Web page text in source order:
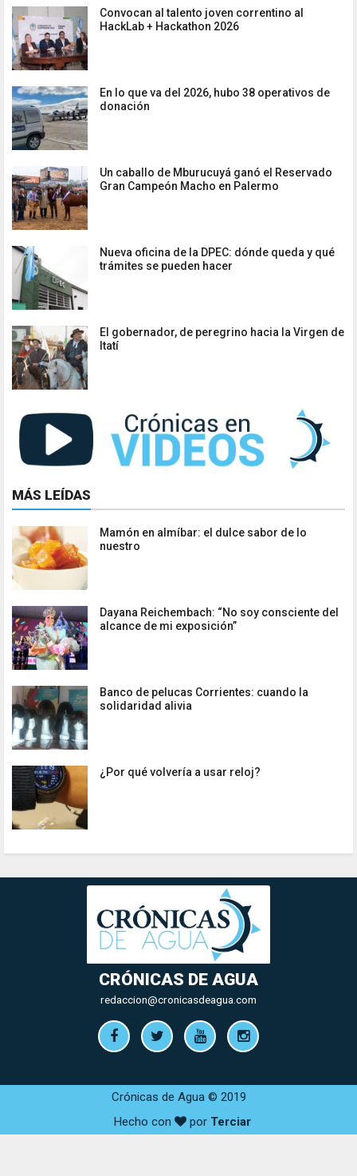
Convocan al talento joven correntino al
HackLab + Hackathon 2026
En lo que va del 2026, hubo 38 operativos de
donación
Un caballo de Mburucuyá ganó el Reservado
Gran Campeón Macho en Palermo
Nueva oficina de la DPEC: dónde queda y qué
trámites se pueden hacer
El gobernador, de peregrino hacia la Virgen de
Itatí
MÁS LEÍDAS
Mamón en almíbar: el dulce sabor de lo
nuestro
Dayana Reichembach: “No soy consciente del
alcance de mi exposición”
Banco de pelucas Corrientes: cuando la
solidaridad alivia
¿Por qué volvería a usar reloj?
CRÓNICAS DE AGUA
redaccion@cronicasdeagua.com
Crónicas de Agua © 2019
Hecho con
por Terciar